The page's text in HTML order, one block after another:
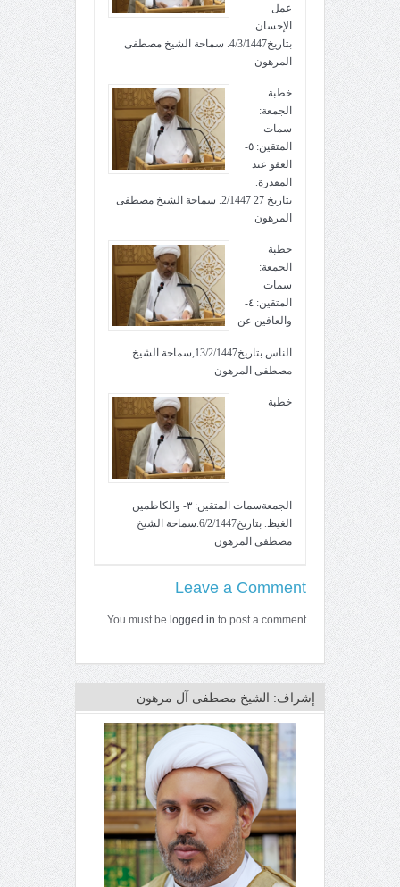
عمل
الإحسان
بتاريخ4/3/1447. سماحة الشيخ مصطفى
المرهون
خطبة
الجمعة:
سمات
المتقين: ٥-
العفو عند
المقدرة.
بتاريخ 27 2/1447. سماحة الشيخ مصطفى
المرهون
خطبة
الجمعة:
سمات
المتقين: ٤-
والعافين عن
الناس.بتاريخ13/2/1447,سماحة الشيخ
مصطفى المرهون
خطبة
الجمعةسمات المتقين: ٣- والكاظمين
الغيظ. بتاريخ6/2/1447.سماحة الشيخ
مصطفى المرهون
Leave a Comment
You must be logged in to post a comment.
إشراف: الشيخ مصطفى آل مرهون